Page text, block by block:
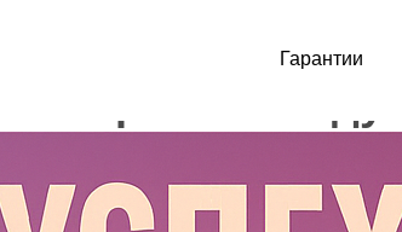
Гарантии